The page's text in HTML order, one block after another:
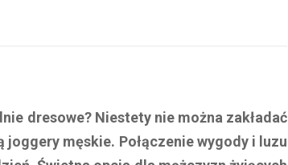
dresowe? Niestety nie można zakładać
męskie. Połączenie wygody i luzu